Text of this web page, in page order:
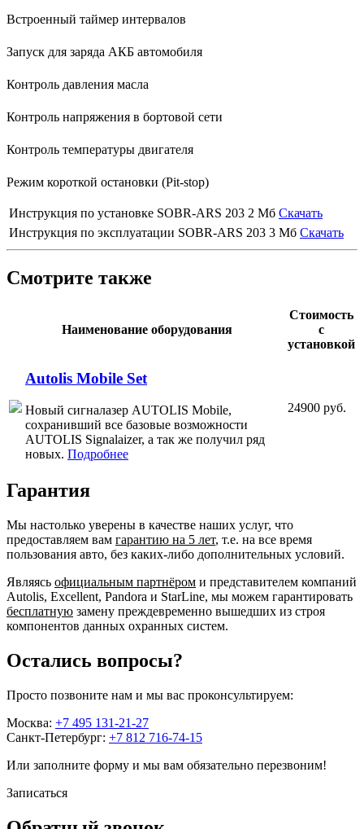
Встроенный таймер интервалов
Запуск для заряда АКБ автомобиля
Контроль давления масла
Контроль напряжения в бортовой сети
Контроль температуры двигателя
Режим короткой остановки (Pit-stop)
Инструкция по установке SOBR-ARS 203 2 Мб Скачать
Инструкция по эксплуатации SOBR-ARS 203 3 Мб Скачать
Смотрите также
Наименование оборудования
Стоимость
с
установкой
Autolis Mobile Set
Новый сигналазер AUTOLIS Mobile,
сохранивший все базовые возможности
AUTOLIS Signalaizer, а так же получил ряд
новых. Подробнее
24900 руб.
Гарантия
Мы настолько уверены в качестве наших услуг, что
предоставляем вам гарантию на 5 лет, т.е. на все время
пользования авто, без каких-либо дополнительных условий.
Являясь официальным партнёром и представителем компаний
Autolis, Excellent, Pandora и StarLine, мы можем гарантировать
бесплатную замену преждевременно вышедших из строя
компонентов данных охранных систем.
Остались вопросы?
Просто позвоните нам и мы вас проконсультируем:
Москва: +7 495 131-21-27
Санкт-Петербург: +7 812 716-74-15
Или заполните форму и мы вам обязательно перезвоним!
Записаться